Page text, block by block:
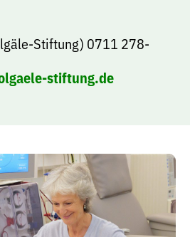
Stiftung) 0711 278-
stiftung.de